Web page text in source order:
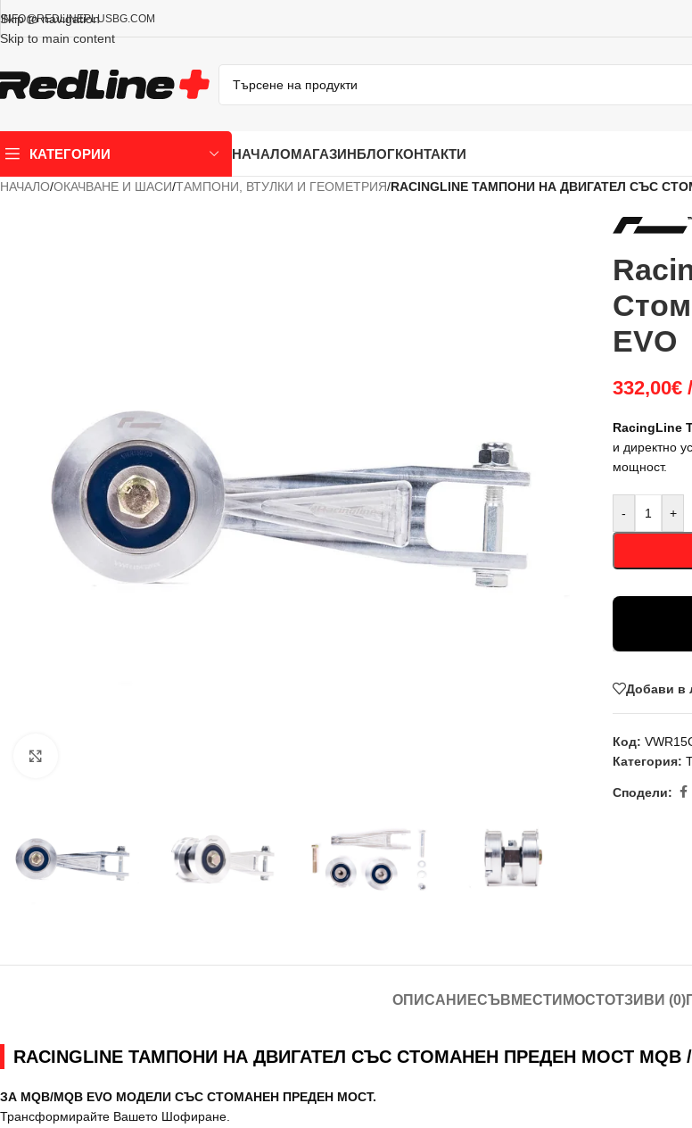
Skip to navigation
Skip to main content
INFO@REDLINEPLUSBG.COM
КАТЕГОРИИ НАЧАЛОМАГАЗИНБЛОГКОНТАКТИ
НАЧАЛО/ОКАЧВАНЕ И ШАСИ/ТАМПОНИ, ВТУЛКИ И ГЕОМЕТРИЯ/RACINGLINE ТАМПОНИ НА ДВИГАТЕЛ СЪС
EVO
332,00€
RacingLine
и директно
мощност.
- +
Добави в
Код:
Категория:
Сподели:
ОПИСАНИЕСЪВМЕСТИМОСТОТЗИВИ (0)
RACINGLINE ТАМПОНИ НА ДВИГАТЕЛ СЪС СТОМАНЕН ПРЕДЕН МОСТ MQB /
ЗА MQB/MQB EVO МОДЕЛИ СЪС СТОМАНЕН ПРЕДЕН МОСТ.
Трансформирайте Вашето Шофиране.